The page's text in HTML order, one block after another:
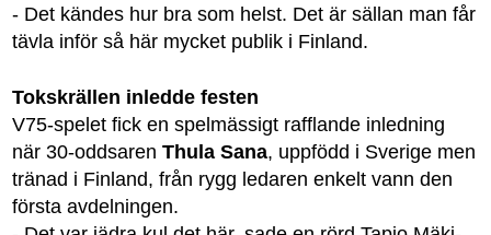
- Det kändes hur bra som helst. Det är sällan man får
tävla inför så här mycket publik i Finland.
Tokskrällen inledde festen
V75-spelet fick en spelmässigt rafflande inledning
när 30-oddsarenThula Sana, uppfödd i Sverige men
tränad i Finland, från rygg ledaren enkelt vann den
första avdelningen.